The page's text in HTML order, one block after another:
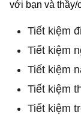
với bạn và thầy/
Tiết kiệm
Tiết kiệm
Tiết kiệm
Tiết kiệm
Tiết kiệm